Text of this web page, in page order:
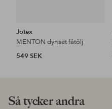
Jotex
MENTON dynset fåtölj
549 SEK
Så tycker andra